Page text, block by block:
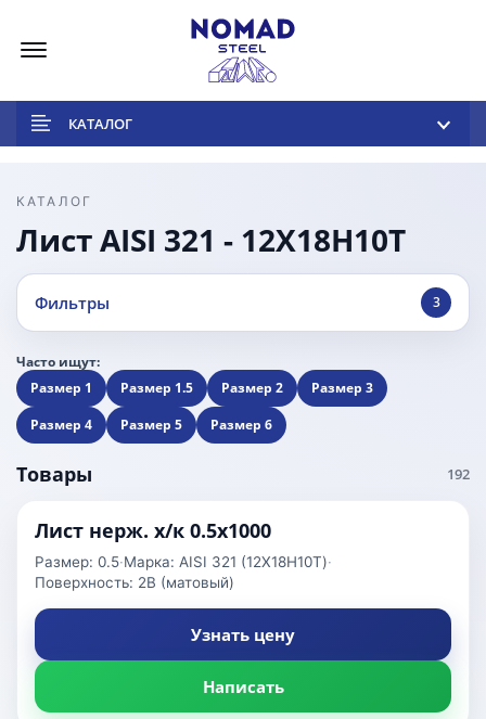
КАТАЛОГ
КАТАЛОГ
Лист AISI 321 - 12Х18Н10Т
Фильтры 3
Часто ищут:
Размер 1
Размер 1.5 Размер 2
Размер 3
Размер 4
Размер 5 Размер 6
Товары 192
Лист нерж. х/к 0.5х1000
Размер: 0.5·Марка: AISI 321 (12Х18Н10Т)·
Поверхность: 2B (матовый)
Узнать цену
Написать